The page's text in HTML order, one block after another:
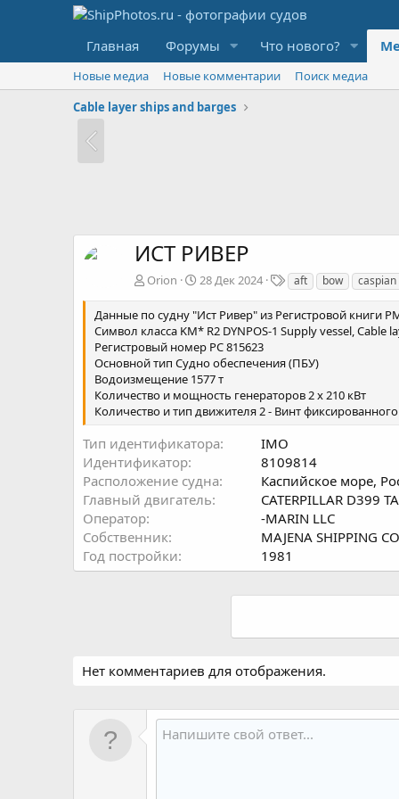
Главная Форумы Что нового?
Новые медиа Новые комментарии
Поиск медиа
Cable layer ships and barges
ИСТ РИВЕР
Orion 28 Дек 2024
Т
г
и
aft bow caspian
Данные по судну "Ист Ривер" из Регистровой книги
Символ класса KM* R2 DYNPOS-1 Supply vessel, Cable
Регистровый номер РС 815623
Основной тип Судно обеспечения (ПБУ)
Водоизмещение 1577 т
Количество и мощность генераторов 2 х 210 кВт
Количество и тип движителя 2 - Винт
Тип идентификатора
IMO
Идентификатор
8109814
Расположение судна
Каспийское море,
Главный двигатель
CATERPILLAR D399 TA
Оператор
-MARIN LLC
Собственник
MAJENA SHIPPING
Год постройки
1981
Нет комментариев для отображения.